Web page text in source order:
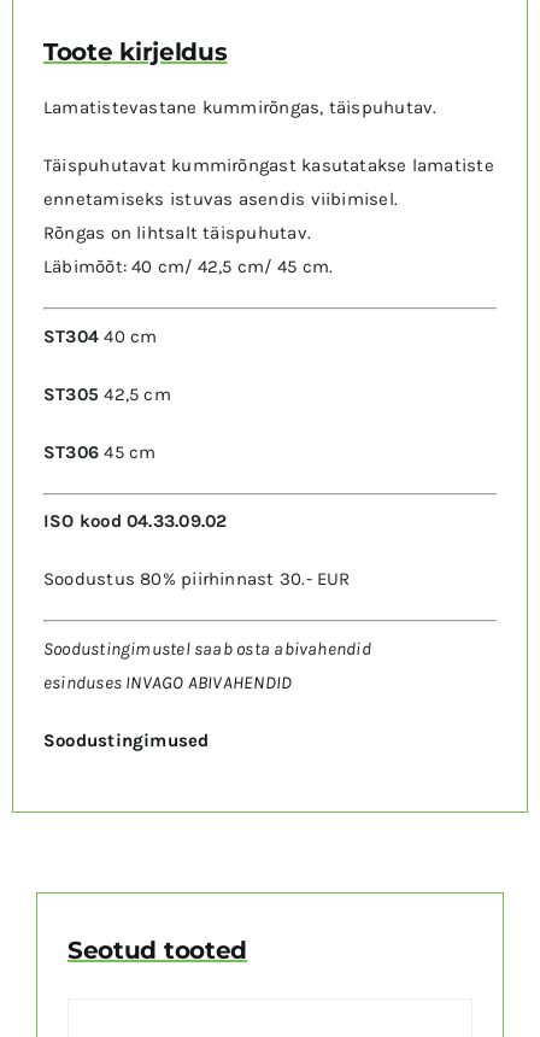
Toote kirjeldus
Lamatistevastane kummirõngas, täispuhutav.
Täispuhutavat kummirõngast kasutatakse lamatiste
ennetamiseks istuvas asendis viibimisel.
Rõngas on lihtsalt täispuhutav.
Läbimõõt: 40 cm/ 42,5 cm/ 45 cm.
ST30440 cm
ST305 42,5 cm
ST306 45 cm
ISO kood 04.33.09.02
Soodustus 80% piirhinnast 30.- EUR
Soodustingimustel saab osta abivahendid
esinduses INVAGO ABIVAHENDID
Soodustingimused
Seotud tooted